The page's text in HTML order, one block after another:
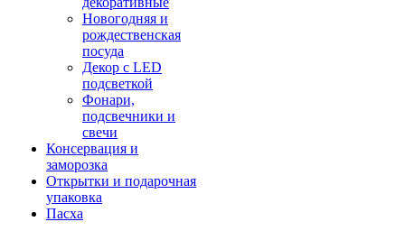
Новогодняя и
рождественская
посуда
Декор с LED
подсветкой
Фонари,
подсвечники и
свечи
Консервация и
заморозка
Открытки и подарочная
упаковка
Пасха